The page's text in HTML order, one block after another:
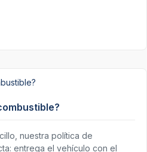
nuestra política de
entrega el vehículo con el